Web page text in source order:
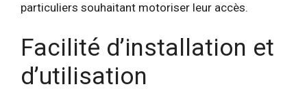
particuliers souhaitant motoriser leur accès.
Facilité d’installation et
d’utilisation